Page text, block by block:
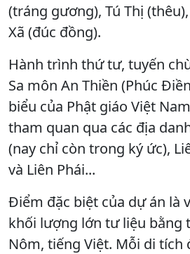
(tráng gương), Tú Thị
Xã (đúc đồng).
Hành trình thứ tư, tuyến
Sa môn An Thiền (Phúc
biểu của Phật giáo Việt
tham quan qua các địa
(nay chỉ còn trong ký ức),
và Liên Phái...
Điểm đặc biệt của dự án là
khối lượng lớn tư liệu bằng
Nôm, tiếng Việt. Mỗi di tích